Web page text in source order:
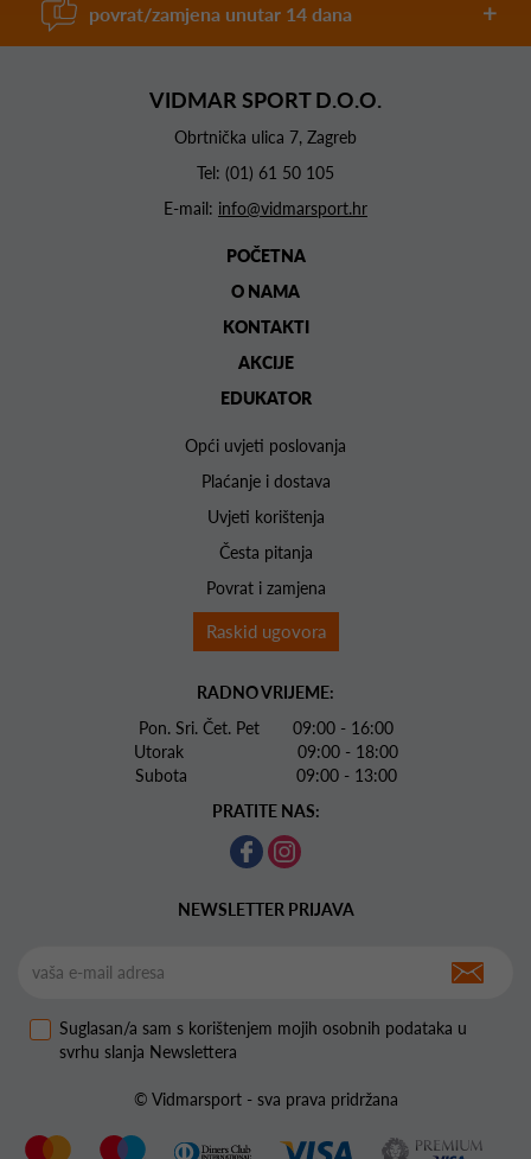
povrat/zamjena unutar 14 dana
VIDMAR SPORT D.O.O.
Obrtnička ulica 7, Zagreb
Tel: (01) 61 50 105
E-mail: info@vidmarsport.hr
POČETNA
O NAMA
KONTAKTI
AKCIJE
EDUKATOR
Opći uvjeti poslovanja
Plaćanje i dostava
Uvjeti korištenja
Česta pitanja
Povrat i zamjena
Raskid ugovora
RADNO VRIJEME:
Pon. Sri. Čet. Pet 09:00 - 16:00
Utorak 09:00 - 18:00
Subota 09:00 - 13:00
PRATITE NAS:
NEWSLETTER PRIJAVA
Suglasan/a sam s korištenjem mojih osobnih podataka u
svrhu slanja Newslettera
© Vidmarsport - sva prava pridržana